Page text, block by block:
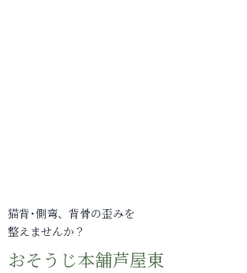
猫背･側弯、背骨の歪みを
整えませんか？
おそうじ本舗芦屋東